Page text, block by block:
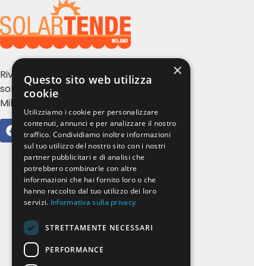
Rivendita e installazione tende da
sole, serramenti e zanzariere a
Milano e provincia
×
Questo sito web utilizza
cookie
Utilizziamo i cookie per personalizzare
contenuti, annunci e per analizzare il nostro
traffico. Condividiamo inoltre informazioni
sul tuo utilizzo del nostro sito con i nostri
partner pubblicitari e di analisi che
potrebbero combinarle con altre
informazioni che hai fornito loro o che
hanno raccolto dal tuo utilizzo dei loro
servizi. Informativa sulla privacy
STRETTAMENTE NECESSARI
PERFORMANCE